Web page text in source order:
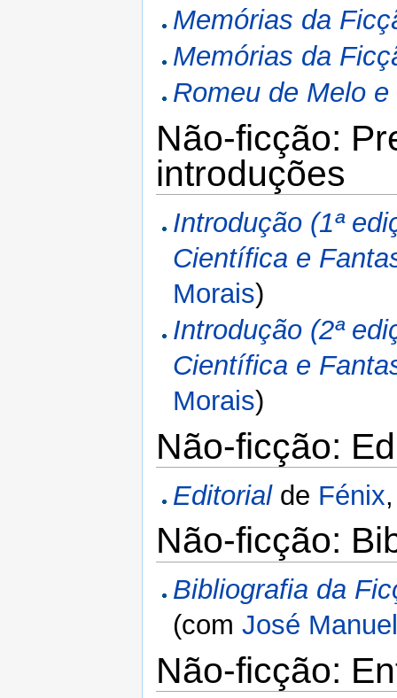
Memórias da
Memórias da
Romeu de Melo
Não-ficção:
introduções
Introdução (1ª
Científica e
Morais)
Introdução (2ª
Científica e
Morais)
Não-ficção:
Editorialde Fénix
Não-ficção:
Bibliografia da
(comJosé
Não-ficção: